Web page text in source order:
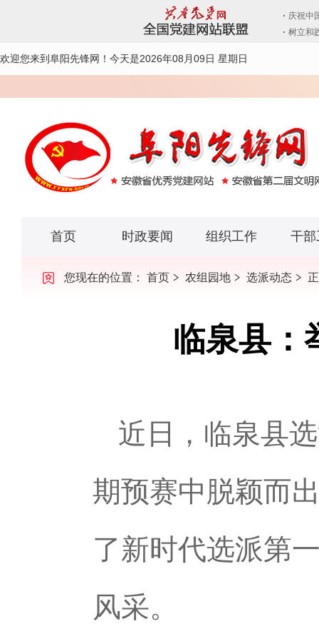
欢迎您来到阜阳先锋网！ 今天是2026年08月09日 星期日
首页 时政要闻 组织工作 干部
您现在的位置： 首页 农组园地 选派动态
临泉县：
近日，临泉县
期预赛中脱颖而
了新时代选派第
风采。